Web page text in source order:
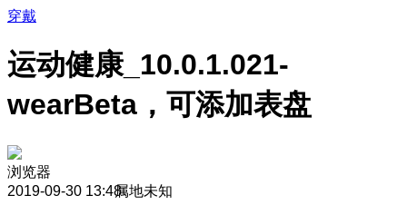
穿戴
运动健康_10.0.1.021-
wearBeta，可添加表盘
浏览器
2019-09-30 13:48属地未知